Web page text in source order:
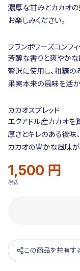
濃厚な甘みとカカオ
お楽しみください。
フランボワーズコンフ
芳醇な香りと爽やかな
贅沢に使用し、粗糖の
果実本来の風味を活か
カカオスプレッド
エクアドル産カカオを
厚さとキレのある後味
カカオの豊かな風味が
バ
リ
エ
通
常
価
1,500 円
税込
この商品を共有す